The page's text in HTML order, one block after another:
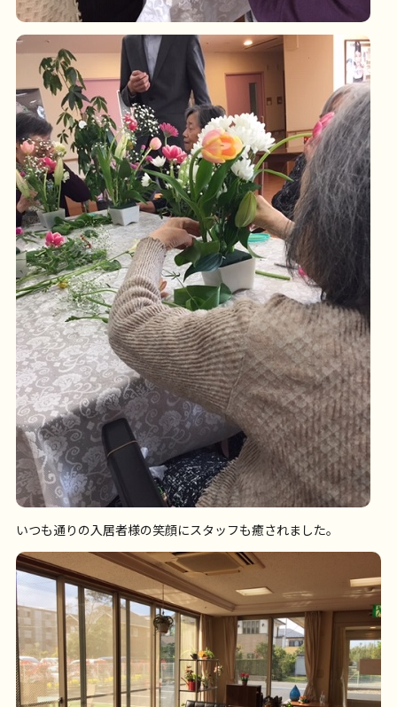
いつも通りの入居者様の笑顔にスタッフも癒されました。